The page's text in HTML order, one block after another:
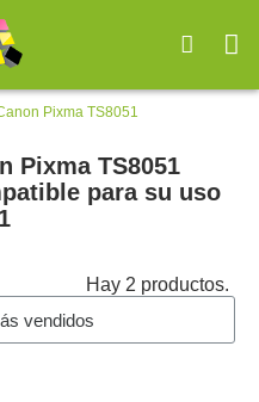
Pixma TS8051
Pixma TS8051
para su uso
Hay 2 productos.